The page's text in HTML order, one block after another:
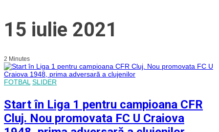
15 iulie 2021
2 Minutes
FOTBAL SLIDER
Start în Liga 1 pentru campioana CFR
Cluj. Nou promovata FC U Craiova